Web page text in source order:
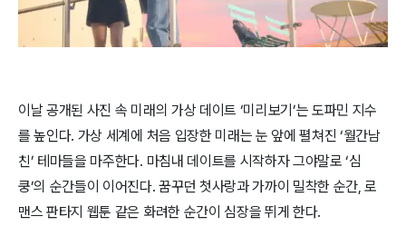
이날 공개된 사진 속 미래의 가상 데이트 ‘미리보기’는 도파민 지수
를 높인다. 가상 세계에 처음 입장한 미래는 눈 앞에 펼쳐진 ‘월간남
친’ 테마들을 마주한다. 마침내 데이트를 시작하자 그야말로 ‘심
쿵’의 순간들이 이어진다. 꿈꾸던 첫사랑과 가까이 밀착한 순간, 로
맨스 판타지 웹툰 같은 화려한 순간이 심장을 뛰게 한다.